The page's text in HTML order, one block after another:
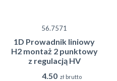
56.7571
1D Prowadnik liniowy
H2 montaż 2 punktowy
z regulacją HV
4.50 zł brutto